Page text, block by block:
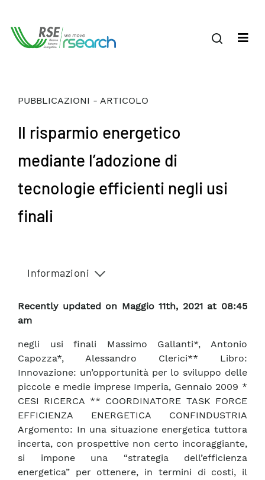
PUBBLICAZIONI - ARTICOLO
Il risparmio energetico
mediante l’adozione di
tecnologie efficienti negli usi
finali
Informazioni
Recently updated on Maggio 11th, 2021 at 08:45
am
negli usi finali Massimo Gallanti*, Antonio
Capozza*, Alessandro Clerici** Libro:
Innovazione: un’opportunità per lo sviluppo delle
piccole e medie imprese Imperia, Gennaio 2009 *
CESI RICERCA ** COORDINATORE TASK FORCE
EFFICIENZA ENERGETICA CONFINDUSTRIA
Argomento: In una situazione energetica tuttora
incerta, con prospettive non certo incoraggiante,
si impone una “strategia dell’efficienza
energetica” per ottenere, in termini di costi, il